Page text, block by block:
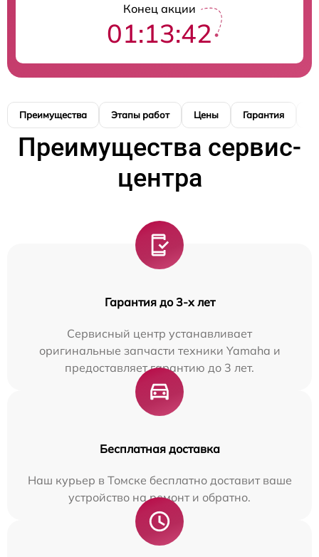
Конец акции
01:13:41
Преимущества Этапы работ Цены Гарантия
Преимущества сервис-
центра
Гарантия до 3-х лет
Сервисный центр устанавливает
оригинальные запчасти техники Yamaha и
предоставляет гарантию до 3 лет.
Бесплатная доставка
Наш курьер в Томске бесплатно доставит ваше
устройство на ремонт и обратно.